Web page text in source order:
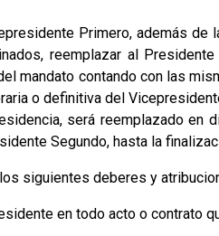
Primero, además de
reemplazar al
mandato contando con las
o definitiva del
será reemplazado en
Segundo, hasta la
siguientes deberes y
en todo acto o contrato